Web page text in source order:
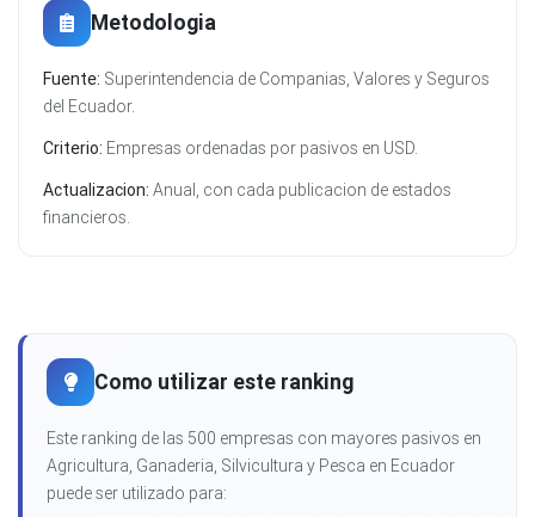
Metodologia
Fuente: Superintendencia de Companias, Valores y Seguros
del Ecuador.
Criterio: Empresas ordenadas por pasivos en USD.
Actualizacion: Anual, con cada publicacion de estados
financieros.
Como utilizar este ranking
Este ranking de las 500 empresas con mayores pasivos en
Agricultura, Ganaderia, Silvicultura y Pesca en Ecuador
puede ser utilizado para: